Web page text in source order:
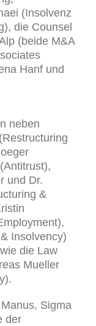
(Insolvenz
die Counsel
(beide M&A
Hanf und
neben
und Dr.
&
Insolvency)
die Law
Mueller
Sigma
der